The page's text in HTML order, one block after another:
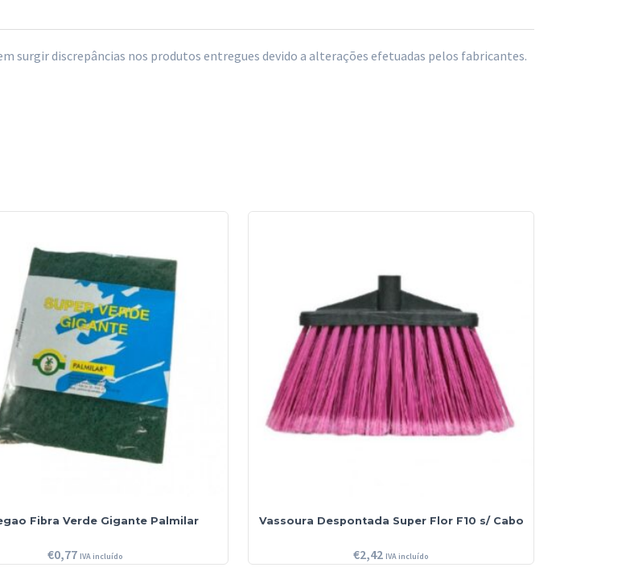
surgir discrepâncias nos produtos entregues devido a alterações efetuadas pelos fabricantes.
Fibra Verde Gigante Palmilar
€0,77 IVA incluído
Vassoura Despontada Super Flor F10 s/ Cabo
€2,42 IVA incluído